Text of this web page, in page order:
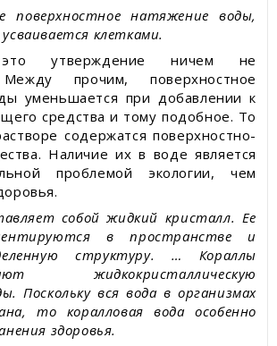
поверхностное натяжение воды,
клетками.
это утверждение ничем не
прочим, поверхностное
уменьшается при добавлении к
средства и тому подобное. То
содержатся поверхностно-
Наличие их в воде является
проблемой экологии, чем
собой жидкий кристалл. Ее
в пространстве и
структуру. … Кораллы
жидкокристаллическую
Поскольку вся вода в организмах
то коралловая вода особенно
здоровья.